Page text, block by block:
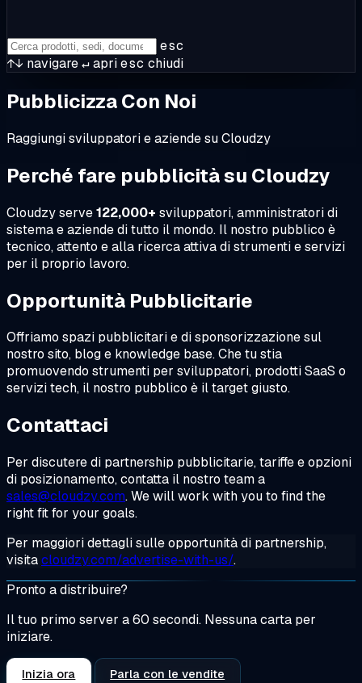
esc
↑↓ navigare↵apriesc chiudi
Pubblicizza Con Noi
Raggiungi sviluppatori e aziende su Cloudzy
Perché fare pubblicità su Cloudzy
Cloudzy serve122,000+ sviluppatori, amministratori di
sistema e aziende di tutto il mondo. Il nostro pubblico è
tecnico, attento e alla ricerca attiva di strumenti e servizi
per il proprio lavoro.
Opportunità Pubblicitarie
Offriamo spazi pubblicitari e di sponsorizzazione sul
nostro sito, blog e knowledge base. Che tu stia
promuovendo strumenti per sviluppatori, prodotti SaaS o
servizi tech, il nostro pubblico è il target giusto.
Contattaci
Per discutere di partnership pubblicitarie, tariffe e opzioni
di posizionamento, contatta il nostro team a
sales@cloudzy.com. We will work with you to find the
right fit for your goals.
Per maggiori dettagli sulle opportunità di partnership,
visitacloudzy.com/advertise-with-us/.
Pronto a distribuire?
Il tuo primo server a 60 secondi. Nessuna carta per
iniziare.
Inizia ora Parla con le vendite